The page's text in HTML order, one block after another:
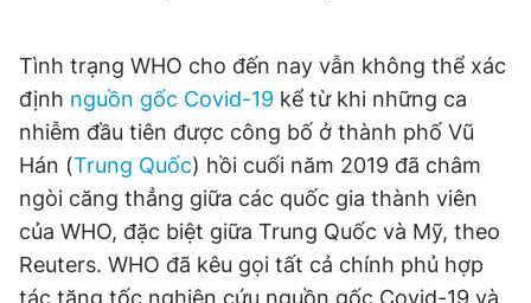
Thông tin tòa soạn Liên hệ quảng cáo
Đọc Thanh Niên trên điện thoại
Tình trạng WHO cho đến nay vẫn không thể xác
định nguồn gốc Covid-19 kể từ khi những ca
nhiễm đầu tiên được công bố ở thành phố Vũ
Hán (Trung Quốc) hồi cuối năm 2019 đã châm
ngòi căng thẳng giữa các quốc gia thành viên
của WHO, đặc biệt giữa Trung Quốc và Mỹ, theo
Reuters. WHO đã kêu gọi tất cả chính phủ hợp
tác tăng tốc nghiên cứu nguồn gốc Covid-19 và